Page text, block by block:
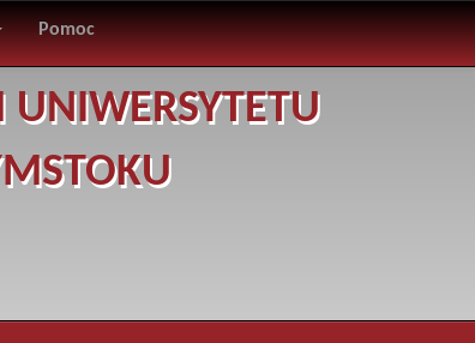
Pomoc
UNIWERSYTETU